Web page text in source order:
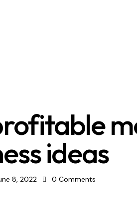
ideas
8, 2022 0 Comments